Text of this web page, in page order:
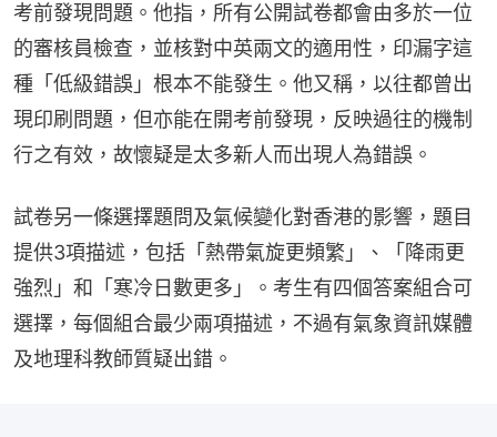
考前發現問題。他指，所有公開試卷都會由多於一位
的審核員檢查，並核對中英兩文的適用性，印漏字這
種「低級錯誤」根本不能發生。他又稱，以往都曾出
現印刷問題，但亦能在開考前發現，反映過往的機制
行之有效，故懷疑是太多新人而出現人為錯誤。
試卷另一條選擇題問及氣候變化對香港的影響，題目
提供3項描述，包括「熱帶氣旋更頻繁」、「降雨更
強烈」和「寒冷日數更多」。考生有四個答案組合可
選擇，每個組合最少兩項描述，不過有氣象資訊媒體
及地理科教師質疑出錯。